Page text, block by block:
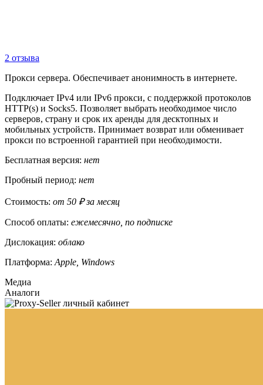
2 отзыва
Прокси сервера. Обеспечивает анонимность в интернете.
Подключает IPv4 или IPv6 прокси, с поддержкой протоколов
HTTP(s) и Socks5. Позволяет выбрать необходимое число
серверов, страну и срок их аренды для десктопных и
мобильных устройств. Принимает возврат или обменивает
прокси по встроенной гарантией при необходимости.
Бесплатная версия: нет
Пробный период: нет
Стоимость: от 50 ₽ за месяц
Способ оплаты: ежемесячно, по подписке
Дислокация: облако
Платформа: Apple, Windows
Медиа
Аналоги